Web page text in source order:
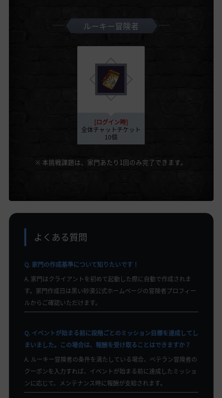
ルーキー冒険者
[ログイン時]
全体チャットチケット
10個
※ 本挑戦課題は、家門あたり1回のみ完了できます。
よくある質問
Q. 家門の作成基準について知りたいです！
A. 家門はクライアントを初めて起動した際に自動で作成されま
す。家門作成日は黒い砂漠公式ホームページの冒険者プロフィー
ルからご確認いただけます。
Q. イベントが始まる前に段階ごとのミッション目標を達成してし
まいました。この場合は、報酬を受け取ることはできますか？
A. ルーキー冒険者の条件を満たしている場合、ベテラン冒険者の
クーポンを入力すれば、イベントが始まる前に達成したミッショ
ンに応じて、メンテナンス時に報酬が支給されます。